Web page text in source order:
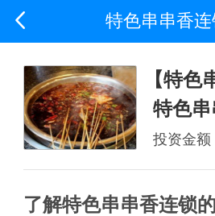
 特色串串香
【特色
特色
加盟
投资金额
了解特色串串香连锁